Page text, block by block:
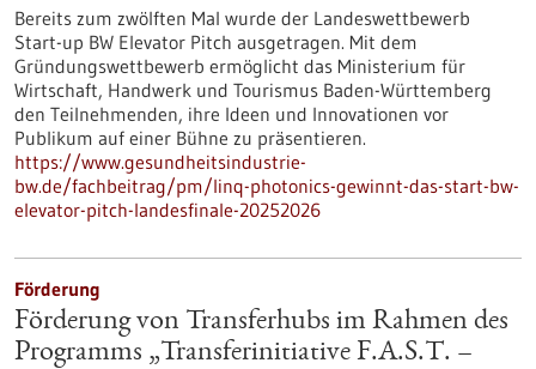
Bereits zum zwölften Mal wurde der Landeswettbewerb
Start-up BW Elevator Pitch ausgetragen. Mit dem
Gründungswettbewerb ermöglicht das Ministerium für
Wirtschaft, Handwerk und Tourismus Baden-Württemberg
den Teilnehmenden, ihre Ideen und Innovationen vor
Publikum auf einer Bühne zu präsentieren.
https://www.gesundheitsindustrie-
bw.de/fachbeitrag/pm/linq-photonics-gewinnt-das-start-bw-
elevator-pitch-landesfinale-20252026
Förderung
Förderung von Transferhubs im Rahmen des
Programms „Transferinitiative F.A.S.T. –